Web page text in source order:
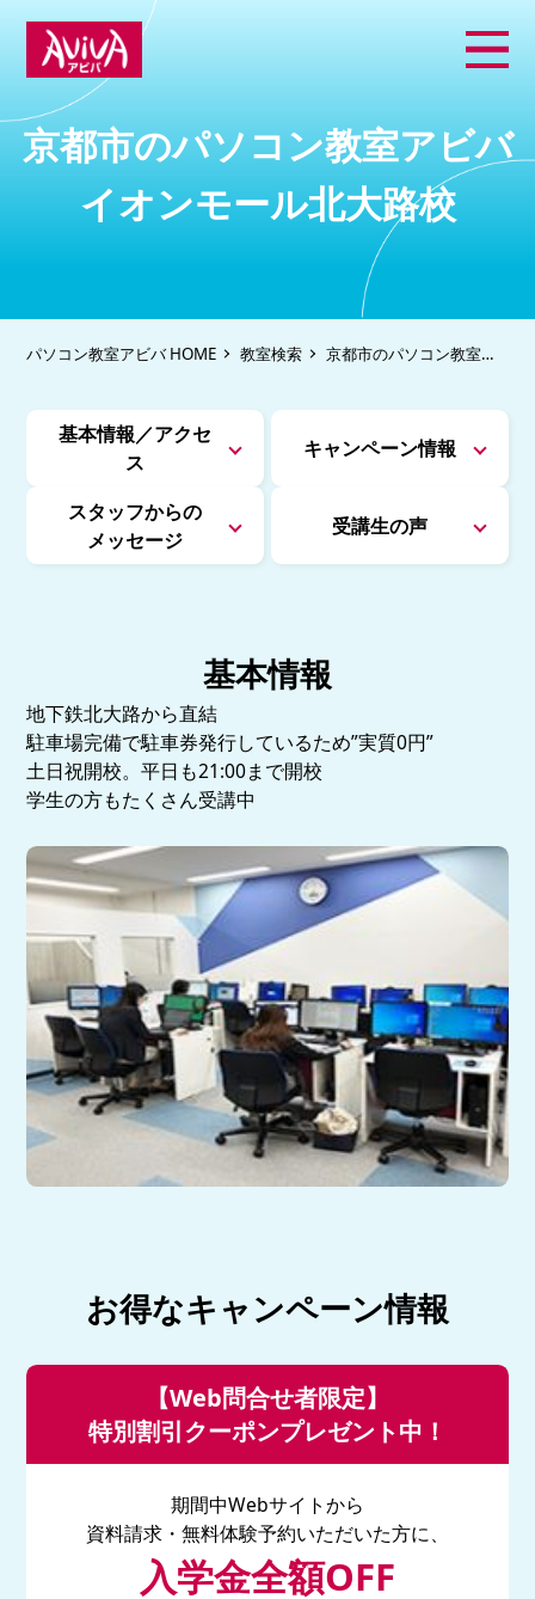
京都市のパソコン教室アビバ
イオンモール北大路校
パソコン教室アビバ HOME 教室検索 京都市のパソコン教室ア
ビバ イオンモール北大路
基本情報／アクセ
ス
キャンペーン情報
スタッフからの
メッセージ
受講生の声
基本情報
地下鉄北大路から直結
駐車場完備で駐車券発行しているため”実質0円”
土日祝開校。平日も21:00まで開校
学生の方もたくさん受講中
お得なキャンペーン情報
【Web問合せ者限定】
特別割引クーポンプレゼント中！
期間中Webサイトから
資料請求・無料体験予約いただいた方に、
入学金全額OFF